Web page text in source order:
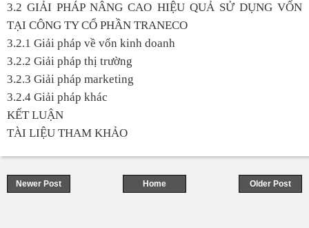
3.2 GIẢI PHÁP NÂNG CAO HIỆU QUẢ SỬ DỤNG VỐN
TẠI CÔNG TY CỔ PHẦN TRANECO
3.2.1 Giải pháp về vốn kinh doanh
3.2.2 Giải pháp thị trường
3.2.3 Giải pháp marketing
3.2.4 Giải pháp khác
KẾT LUẬN
TÀI LIỆU THAM KHẢO
Newer Post Older Post
Home